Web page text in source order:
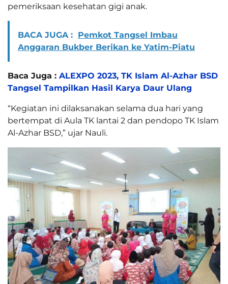
pemeriksaan kesehatan gigi anak.
BACA JUGA : Pemkot Tangsel Imbau
Anggaran Bukber Berikan ke Yatim-Piatu
Baca Juga : ALEXPO 2023, TK Islam Al-Azhar BSD
Tangsel Tampilkan Hasil Karya Daur Ulang
“Kegiatan ini dilaksanakan selama dua hari yang
bertempat di Aula TK lantai 2 dan pendopo TK Islam
Al-Azhar BSD,” ujar Nauli.